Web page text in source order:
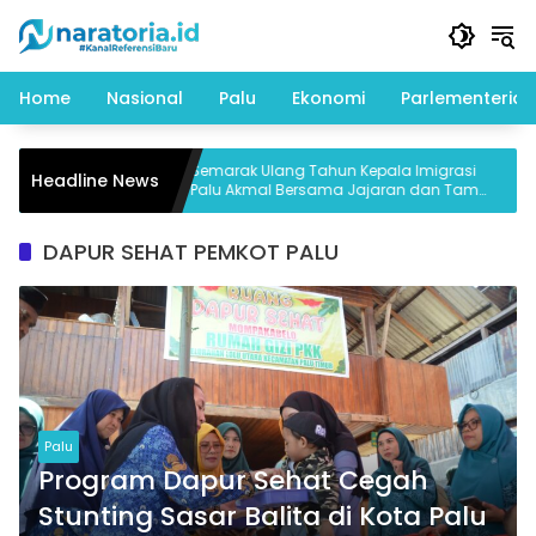
konten
Home
Nasional Palu Ekonomi Parlementeria
Headline News Semarak Ulang Tahun Kepala Imigrasi
Palu Akmal Bersama Jajaran dan Tamu
Spesial
DAPUR SEHAT PEMKOT PALU
Palu
Program Dapur Sehat Cegah
Stunting Sasar Balita di Kota Palu